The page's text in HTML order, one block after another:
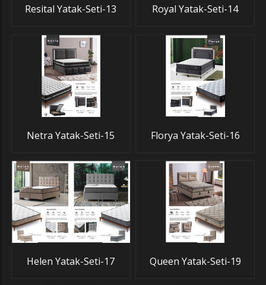
Resital Yatak-Seti-13 Royal Yatak-Seti-14
Netra Yatak-Seti-15 Florya Yatak-Seti-16
Helen Yatak-Seti-17 Queen Yatak-Seti-19